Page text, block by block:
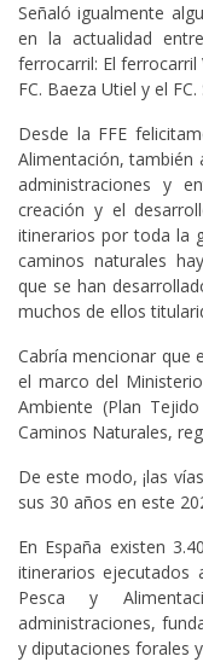
Señaló igualmente
en la actualidad
ferrocarril: El ferrocarril
FC. Baeza Utiel y el
Desde la FFE
Alimentación, también
administraciones y
creación y el
itinerarios por toda la
caminos naturales
que se han
muchos de ellos
Cabría mencionar que
el marco del
Ambiente (Plan
Caminos Naturales,
De este modo, ¡las
sus 30 años en este
En España existen
itinerarios
Pesca y
administraciones,
y diputaciones forales